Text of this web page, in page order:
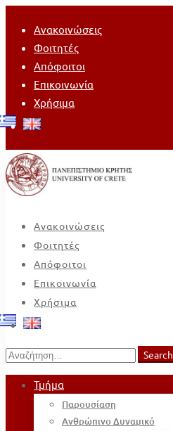
Ανακοινώσεις
Φοιτητές
Απόφοιτοι
Επικοινωνία
Χρήσιμα
Ανακοινώσεις
Φοιτητές
Απόφοιτοι
Επικοινωνία
Χρήσιμα
Search
for:
Search
Τμήμα
Παρουσίαση
Ανθρώπινο Δυναμικό